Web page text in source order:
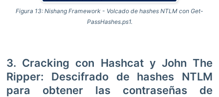
Figura 13: Nishang Framework - Volcado de hashes NTLM con Get-
PassHashes.ps1.
3. Cracking con Hashcat y John The
Ripper: Descifrado de hashes NTLM
para obtener las contraseñas de